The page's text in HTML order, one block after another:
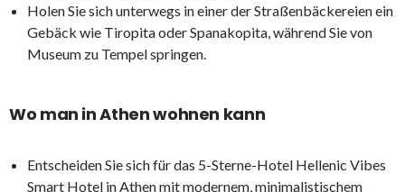
Holen Sie sich unterwegs in einer der Straßenbäckereien ein
Gebäck wie Tiropita oder Spanakopita, während Sie von
Museum zu Tempel springen.
Wo man in Athen wohnen kann
Entscheiden Sie sich für das 5-Sterne-Hotel Hellenic Vibes
Smart Hotel in Athen mit modernem, minimalistischem